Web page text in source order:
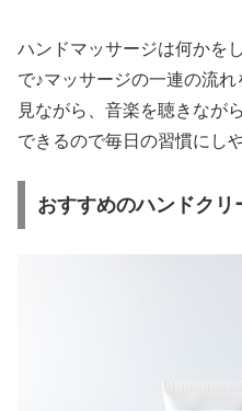
ハンドマッサージは何かを
で♪マッサージの一連の流
見ながら、音楽を聴きなが
できるので毎日の習慣にし
おすすめのハンドクリ